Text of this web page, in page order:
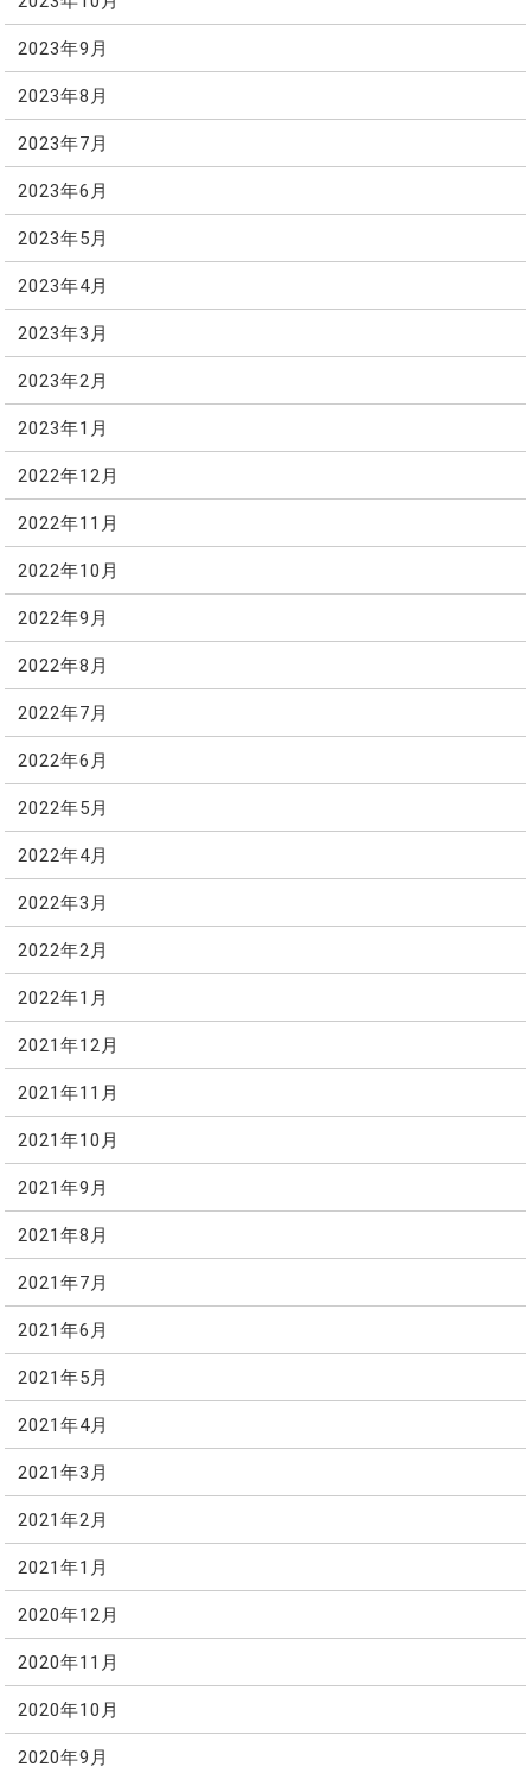
2023年9月
2023年8月
2023年7月
2023年6月
2023年5月
2023年4月
2023年3月
2023年2月
2023年1月
2022年12月
2022年11月
2022年10月
2022年9月
2022年8月
2022年7月
2022年6月
2022年5月
2022年4月
2022年3月
2022年2月
2022年1月
2021年12月
2021年11月
2021年10月
2021年9月
2021年8月
2021年7月
2021年6月
2021年5月
2021年4月
2021年3月
2021年2月
2021年1月
2020年12月
2020年11月
2020年10月
2020年9月